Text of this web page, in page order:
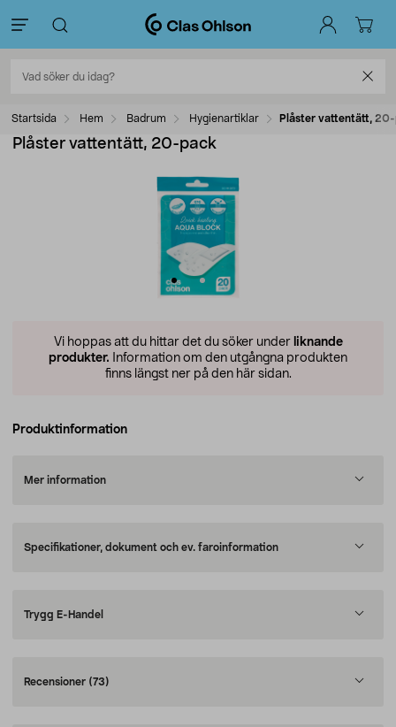
Startsida Hem Badrum Hygienartiklar Plåster vattentätt,
Plåster vattentätt, 20-pack
Vi hoppas att du hittar det du söker under liknande
produkter. Information om den utgångna produkten
finns längst ner på den här sidan.
Produktinformation
Mer information
Specifikationer, dokument och ev. faroinformation
Trygg E-Handel
Recensioner (73)